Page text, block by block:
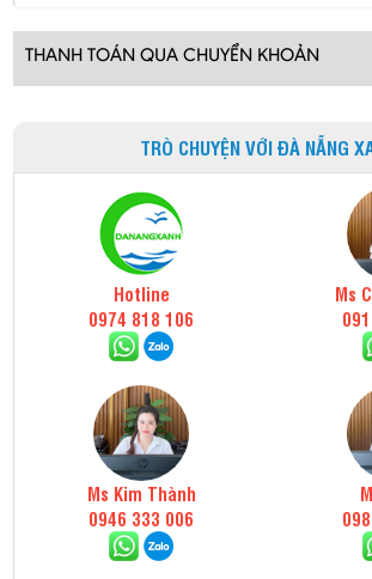
THANH TOÁN QUA CHUYỂN KHOẢN
TRÒ CHUYỆN VỚI ĐÀ NẴNG
Hotline
0974 818 106
Ms
Ms Kim Thành
0946 333 006